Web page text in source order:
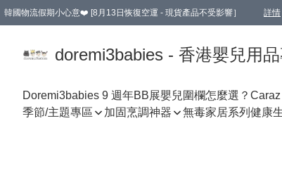
韓國物流假期小心意❤️ [8月13日恢復空運 - 現貨產品不受影響］ 詳情
doremi3babies - 香港嬰兒用
Doremi3babies 9 週年BB展嬰兒圍欄怎麼選？
季節/主題專區
加固烹調神器 無毒家居系列 健康